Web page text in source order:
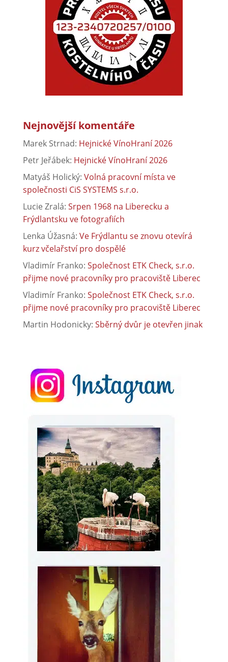
Nejnovější komentáře
Marek Strnad: Hejnické VínoHraní 2026
Petr Jeřábek: Hejnické VínoHraní 2026
Matyáš Holický: Volná pracovní místa ve
společnosti CiS SYSTEMS s.r.o.
Lucie Zralá: Srpen 1968 na Liberecku a
Frýdlantsku ve fotografiích
Lenka Úžasná: Ve Frýdlantu se znovu otevírá
kurz včelařství pro dospělé
Vladimír Franko: Společnost ETK Check, s.r.o.
přijme nové pracovníky pro pracoviště Liberec
Vladimír Franko: Společnost ETK Check, s.r.o.
přijme nové pracovníky pro pracoviště Liberec
Martin Hodonicky: Sběrný dvůr je otevřen jinak